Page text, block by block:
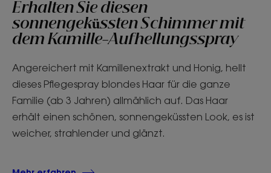
Erhalten Sie diesen
sonnengeküssten Schimmer mit
dem Kamille-Aufhellungsspray
Angereichert mit Kamillenextrakt und Honig, hellt
dieses Pflegespray blondes Haar für die ganze
Familie (ab 3 Jahren) allmählich auf. Das Haar
erhält einen schönen, sonnengeküssten Look, es ist
weicher, strahlender und glänzt.